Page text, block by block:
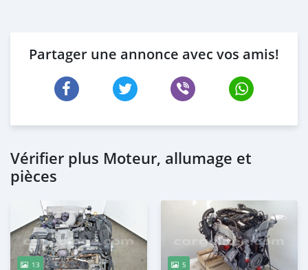
Partager une annonce avec vos amis!
Vérifier plus Moteur, allumage et
pièces
13 5